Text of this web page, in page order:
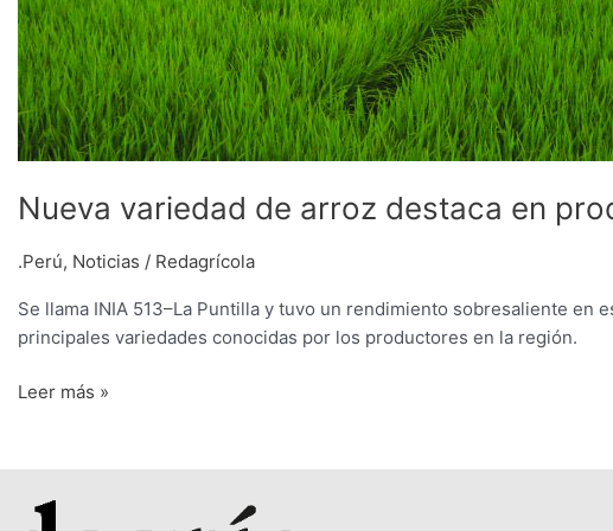
Nueva variedad de arroz destaca en
.Perú, Noticias / Redagrícola
Se llama INIA 513–La Puntilla y tuvo un rendimiento sobresaliente en
principales variedades conocidas por los productores en la región.
Leer más »